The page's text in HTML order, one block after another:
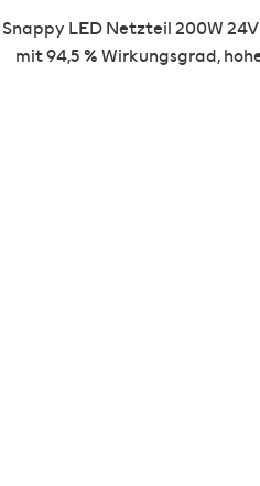
Snappy LED Netzteil 200W
mit 94,5 % Wirkungsgrad,